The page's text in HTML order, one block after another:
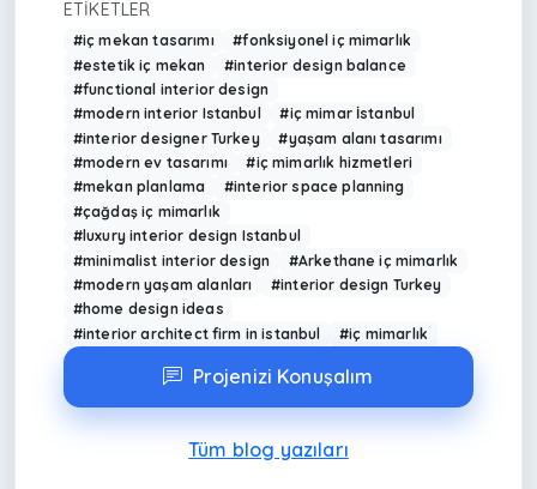
ETIKETLER
#iç mekan tasarımı
#fonksiyonel iç mimarlık
#estetik iç mekan
#interior design balance
#functional interior design
#modern interior Istanbul
#iç mimar İstanbul
#interior designer Turkey
#yaşam alanı tasarımı
#modern ev tasarımı
#iç mimarlık hizmetleri
#mekan planlama
#interior space planning
#çağdaş iç mimarlık
#luxury interior design Istanbul
#minimalist interior design
#Arkethane iç mimarlık
#modern yaşam alanları
#interior design Turkey
#home design ideas
#interior architect firm in istanbul
#iç mimarlık
Projenizi Konuşalım
Tüm blog yazıları